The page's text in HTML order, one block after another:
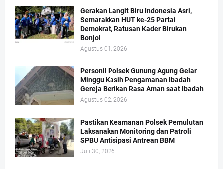
Gerakan Langit Biru Indonesia Asri,
Semarakkan HUT ke-25 Partai
Demokrat, Ratusan Kader Birukan
Bonjol
Agustus 01, 2026
Personil Polsek Gunung Agung Gelar
Minggu Kasih Pengamanan Ibadah
Gereja Berikan Rasa Aman saat Ibadah
Agustus 02, 2026
Pastikan Keamanan Polsek Pemulutan
Laksanakan Monitoring dan Patroli
SPBU Antisipasi Antrean BBM
Juli 30, 2026